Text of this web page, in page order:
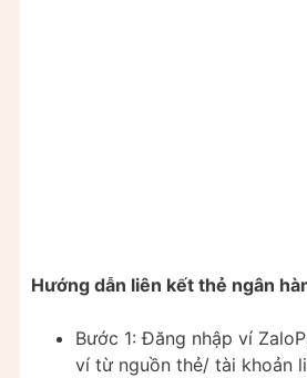
Hướng dẫn liên kết thẻ ngân
Bước 1: Đăng nhập ví
ví từ nguồn thẻ/ tài khoản